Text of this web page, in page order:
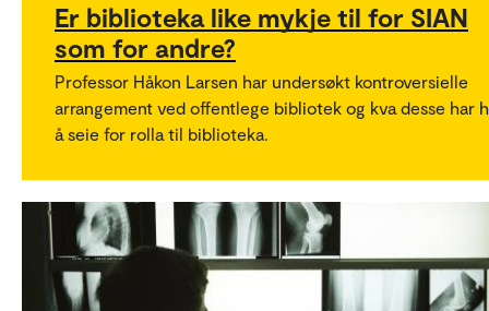
Er biblioteka like mykje til for SIAN
som for andre?
Professor Håkon Larsen har undersøkt kontroversielle
arrangement ved offentlege bibliotek og kva desse har
å seie for rolla til biblioteka.